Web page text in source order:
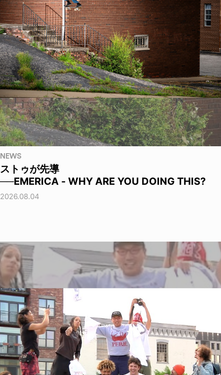
NEWS
ストゥが先導
──EMERICA - WHY ARE YOU DOING THIS?
2026.08.04